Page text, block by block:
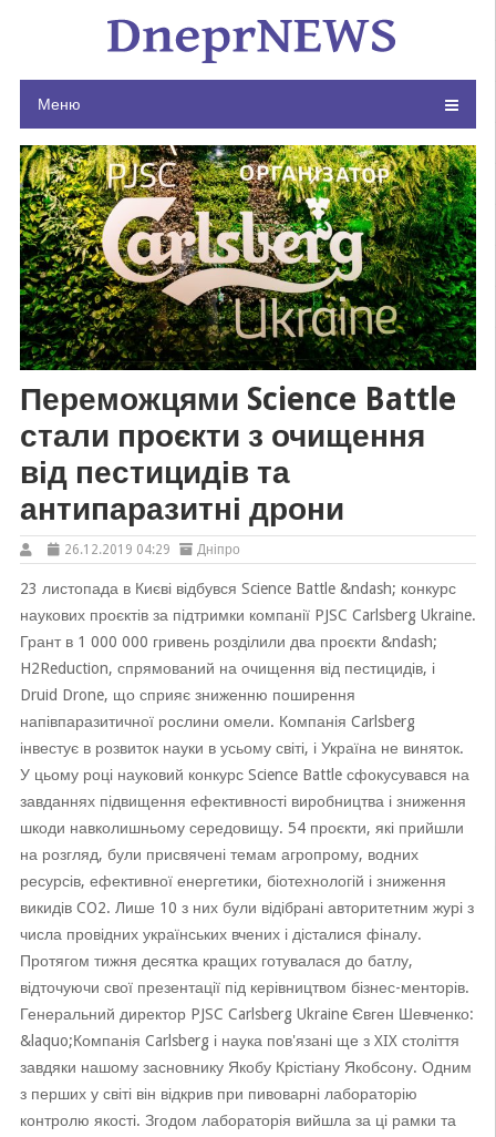
Меню
Переможцями Science Battle
стали проєкти з очищення
від пестицидів та
антипаразитні дрони
26.12.2019 04:29 Дніпро
23 листопада в Києві відбувся Science Battle &ndash; конкурс
наукових проєктів за підтримки компанії PJSC Carlsberg Ukraine.
Грант в 1 000 000 гривень розділили два проєкти &ndash;
H2Reduction, спрямований на очищення від пестицидів, і
Druid Drone, що сприяє зниженню поширення
напівпаразитичної рослини омели. Компанія Carlsberg
інвестує в розвиток науки в усьому світі, і Україна не виняток.
У цьому році науковий конкурс Science Battle сфокусувався на
завданнях підвищення ефективності виробництва і зниження
шкоди навколишньому середовищу. 54 проєкти, які прийшли
на розгляд, були присвячені темам агропрому, водних
ресурсів, ефективної енергетики, біотехнологій і зниження
викидів CO2. Лише 10 з них були відібрані авторитетним журі з
числа провідних українських вчених і дісталися фіналу.
Протягом тижня десятка кращих готувалася до батлу,
відточуючи свої презентації під керівництвом бізнес-менторів.
Генеральний директор PJSC Carlsberg Ukraine Євген Шевченко:
&laquo;Компанія Carlsberg і наука пов'язані ще з XIX століття
завдяки нашому засновнику Якобу Крістіану Якобсону. Одним
з перших у світі він відкрив при пивоварні лабораторію
контролю якості. Згодом лабораторія вийшла за ці рамки та